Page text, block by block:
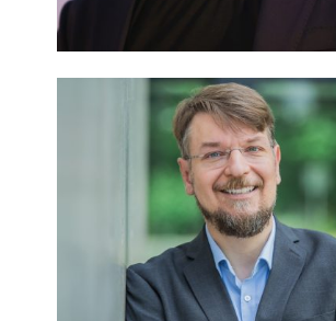
Özden Terli